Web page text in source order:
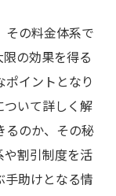
その料金体系で
の効果を得る
ポイントとなり
ついて詳しく解
るのか、その秘
や割引制度を活
手助けとなる情